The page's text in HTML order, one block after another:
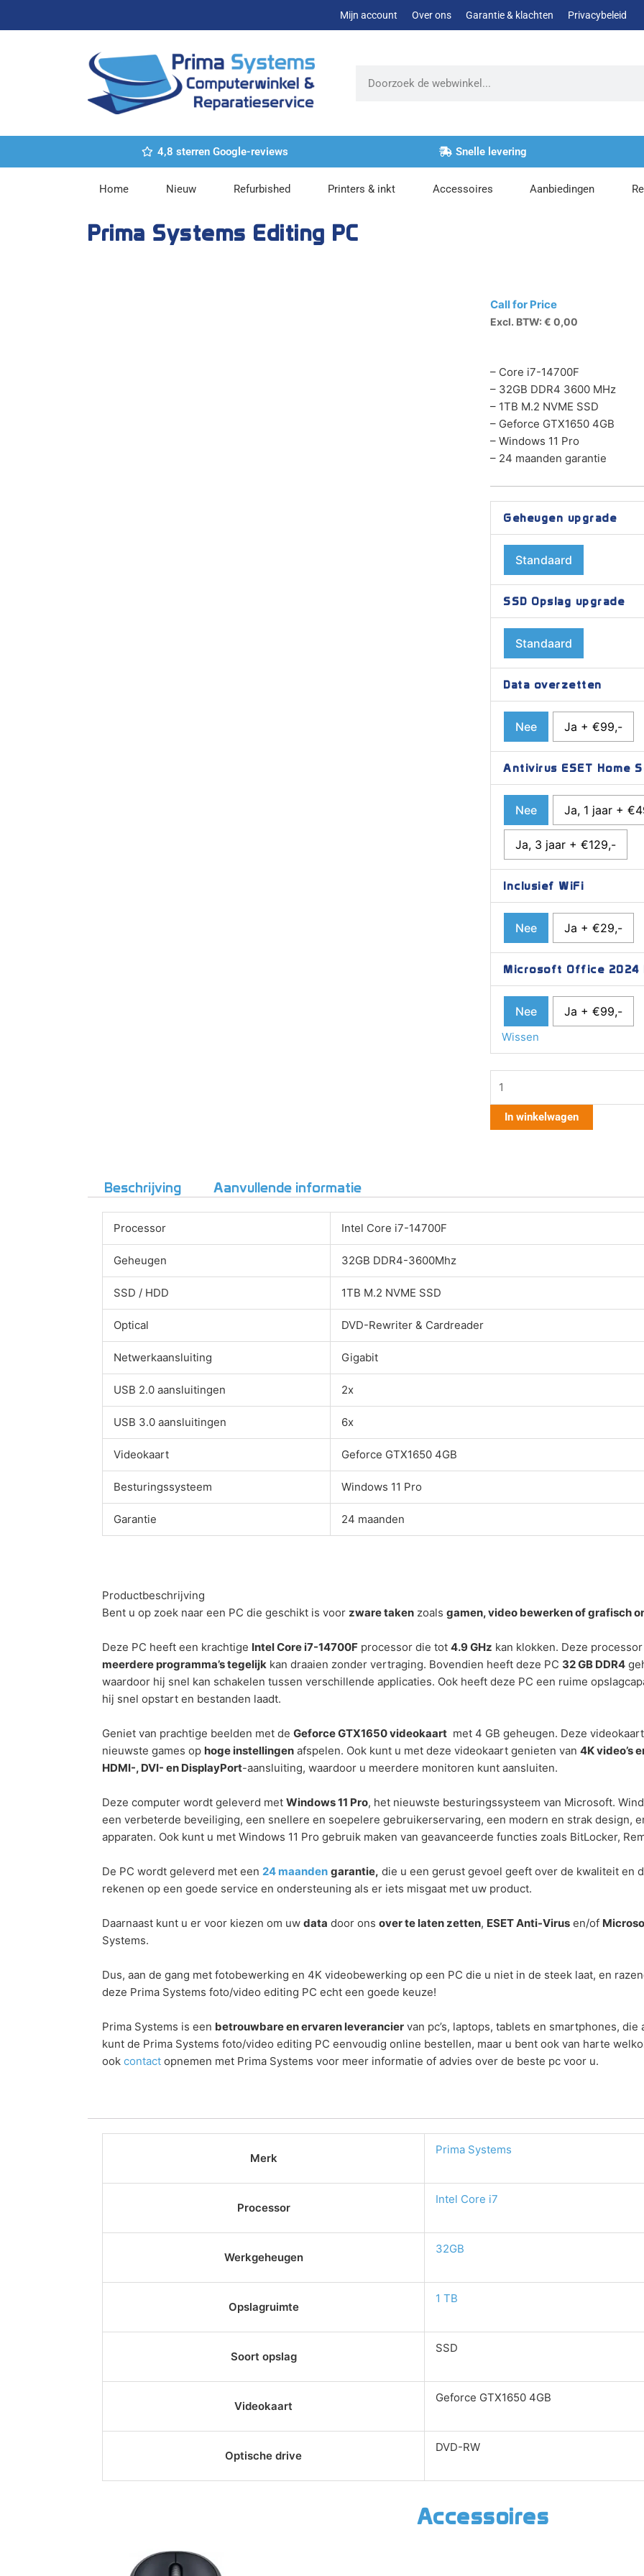
Mijn account Over ons Garantie & klachten Privacybeleid
4,8 sterren Google-reviews Snelle levering
Home Nieuw Refurbished Printers & inkt Accessoires Aanbiedingen
Prima Systems Editing PC
Call for Price
Excl. BTW: € 0,00
– Core i7-14700F
– 32GB DDR4 3600 MHz
– 1TB M.2 NVME SSD
– Geforce GTX1650 4GB
– Windows 11 Pro
– 24 maanden garantie
Geheugen upgrade
Standaard
SSD Opslag upgrade
Standaard
Data overzetten
Nee Ja + €99,-
Antivirus ESET Home
Nee Ja, 1 jaar +
Ja, 3 jaar + €129,-
Inclusief WiFi
Nee Ja + €29,-
Microsoft Office 2024
Nee Ja + €99,-
Wissen
Systems
Editing
aantal
In winkelwagen
Beschrijving Aanvullende informatie
Processor Intel Core i7-14700F
Geheugen 32GB DDR4-3600Mhz
SSD / HDD 1TB M.2 NVME SSD
Optical DVD-Rewriter & Cardreader
Netwerkaansluiting Gigabit
USB 2.0 aansluitingen 2x
USB 3.0 aansluitingen 6x
Videokaart Geforce GTX1650 4GB
Besturingssysteem Windows 11 Pro
Garantie 24 maanden
Productbeschrijving
Bent u op zoek naar een PC die geschikt is voor zware taken zoals gamen, video bewerken of grafisch
Deze PC heeft een krachtige Intel Core i7-14700F processor die tot 4.9 GHz kan klokken. Deze
meerdere programma’s tegelijk kan draaien zonder vertraging. Bovendien heeft deze PC 32 GB DDR4
waardoor hij snel kan schakelen tussen verschillende applicaties. Ook heeft deze PC een ruime
hij snel opstart en bestanden laadt.
Geniet van prachtige beelden met de Geforce GTX1650 videokaart met 4 GB geheugen. Deze
nieuwste games op hoge instellingen afspelen. Ook kunt u met deze videokaart genieten van 4K video’s
HDMI-, DVI- en DisplayPort-aansluiting, waardoor u meerdere monitoren kunt aansluiten.
Deze computer wordt geleverd met Windows 11 Pro, het nieuwste besturingssysteem van Microsoft.
een verbeterde beveiliging, een snellere en soepelere gebruikerservaring, een modern en strak design,
apparaten. Ook kunt u met Windows 11 Pro gebruik maken van geavanceerde functies zoals BitLocker,
De PC wordt geleverd met een 24 maanden garantie, die u een gerust gevoel geeft over de kwaliteit en
rekenen op een goede service en ondersteuning als er iets misgaat met uw product.
Daarnaast kunt u er voor kiezen om uw data door ons over te laten zetten, ESET Anti-Virus en/of
Systems.
Dus, aan de gang met fotobewerking en 4K videobewerking op een PC die u niet in de steek laat, en
deze Prima Systems foto/video editing PC echt een goede keuze!
Prima Systems is een betrouwbare en ervaren leverancier van pc’s, laptops, tablets en smartphones, die
kunt de Prima Systems foto/video editing PC eenvoudig online bestellen, maar u bent ook van harte
ook contact opnemen met Prima Systems voor meer informatie of advies over de beste pc voor u.
Merk
Prima Systems
Processor
Intel Core i7
Werkgeheugen
32GB
Opslagruimte
1 TB
Soort opslag
SSD
Videokaart
Geforce GTX1650 4GB
Optische drive
DVD-RW
Accessoires